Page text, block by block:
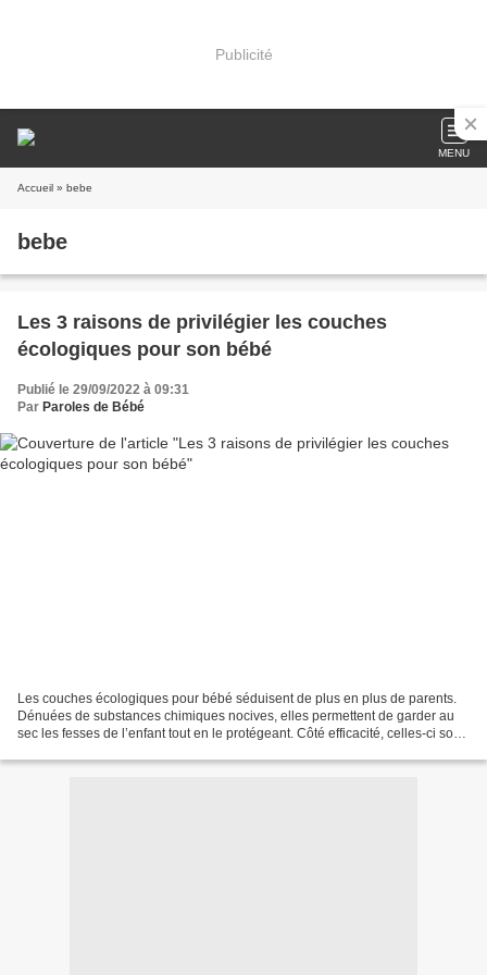
Publicité
MENU
Accueil » bebe
bebe
Les 3 raisons de privilégier les couches
écologiques pour son bébé
Publié le 29/09/2022 à 09:31
Par Paroles de Bébé
Les couches écologiques pour bébé séduisent de plus en plus de parents.
Dénuées de substances chimiques nocives, elles permettent de garder au
sec les fesses de l’enfant tout en le protégeant. Côté efficacité, celles-ci sont